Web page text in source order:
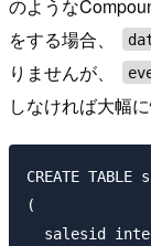
のような
をする場合、
りませんが、
しなければ大幅
CREATE TABLE
(
salesid